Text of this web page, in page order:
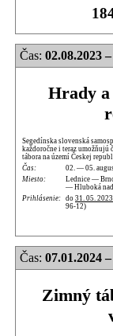
Čas: 02.08.2023
Hrady a
Segedínska slovenská
každoročne i teraz
tábora na území Českej
Čas:
02. — 05.
Miesto:
Lednice —
— Hluboká
Prihlásenie: do 31. 05. 2023
96-12)
Čas: 07.01.2024
Zimný